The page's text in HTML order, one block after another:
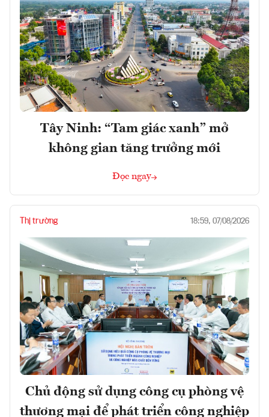
Tây Ninh: “Tam giác xanh” mở
không gian tăng trưởng mới
Đọc ngay
Thị trường 18:59, 07/08/2026
Chủ động sử dụng công cụ phòng vệ
thương mại để phát triển công nghiệp